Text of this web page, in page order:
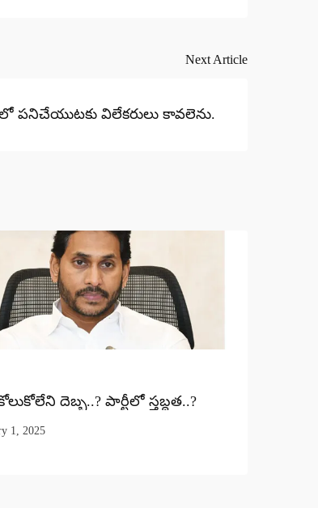
Next Article
పనిచేయుటకు విలేకరులు కావలెను.
దెబ్బ..? పార్టీలో స్తబ్ధత..?
1, 2025